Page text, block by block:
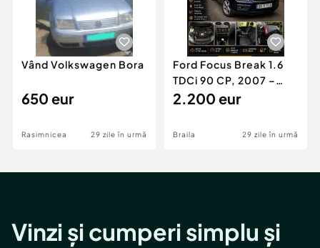
Vând Volkswagen Bora
650 eur
Rasimnicea 29 zile în urmă
Ford Focus Break 1.6
TDCi 90 CP, 2007 –
Unic proprietar, ITP
2.200 eur
Braila 29 zile în urmă
Vinzi și cumperi simplu și